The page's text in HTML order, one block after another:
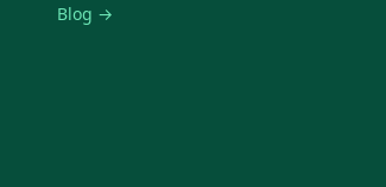
Blog →